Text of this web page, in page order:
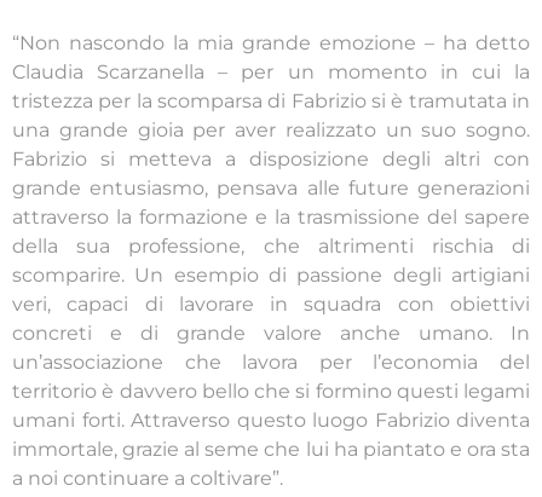
“Non nascondo la mia grande emozione – ha detto
Claudia Scarzanella – per un momento in cui la
tristezza per la scomparsa di Fabrizio si è tramutata in
una grande gioia per aver realizzato un suo sogno.
Fabrizio si metteva a disposizione degli altri con
grande entusiasmo, pensava alle future generazioni
attraverso la formazione e la trasmissione del sapere
della sua professione, che altrimenti rischia di
scomparire. Un esempio di passione degli artigiani
veri, capaci di lavorare in squadra con obiettivi
concreti e di grande valore anche umano. In
un’associazione che lavora per l’economia del
territorio è davvero bello che si formino questi legami
umani forti. Attraverso questo luogo Fabrizio diventa
immortale, grazie al seme che lui ha piantato e ora sta
a noi continuare a coltivare”.